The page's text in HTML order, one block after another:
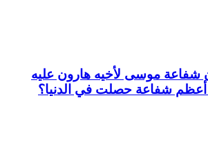
شفاعة موسى لأخيه هارون عليه
أعظم شفاعة حصلت في الدنيا؟